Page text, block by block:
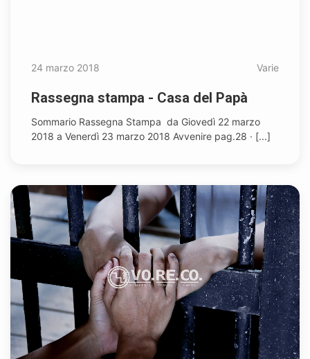
24 marzo 2018 Varie
Rassegna stampa - Casa del Papà
Sommario Rassegna Stampa da Giovedì 22 marzo
2018 a Venerdì 23 marzo 2018 Avvenire pag.28 · [...]